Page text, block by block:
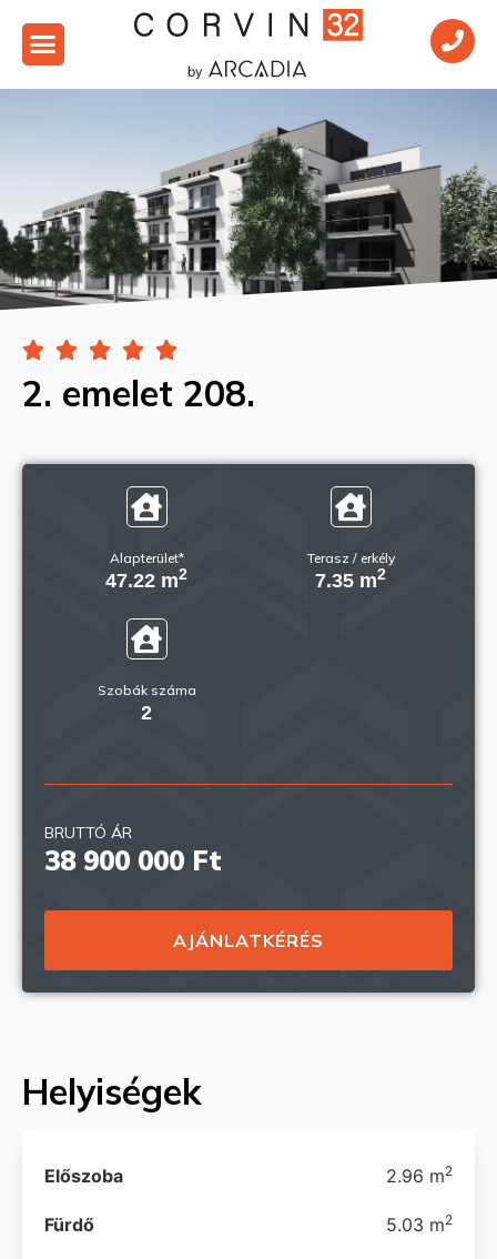
    
2. emelet 208.
Alapterület*
47.22 m2
Terasz / erkély
7.35 m2
Szobák száma
2
BRUTTÓ ÁR
38 900 000 Ft
AJÁNLATKÉRÉS
Helyiségek
Előszoba 2.96 m2
Fürdő 5.03 m2